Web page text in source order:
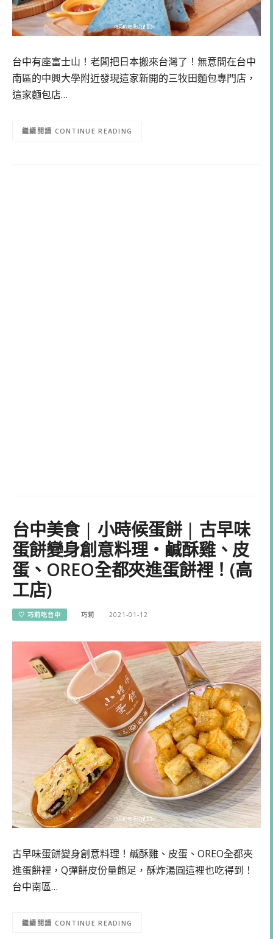
台中有座富士山！老闆把日本搬來台灣了！無意間在台中
南區的中興大學附近發現這家新開的三牧田麵包專門店，
這家麵包店…
CONTINUE READING
台中美食 | 小時候蛋餅 | 古早味
蛋餅變身創意料理・鹹酥雞、皮
蛋、OREO全都夾進蛋餅裡！(高
工店)
♡ 巧莉吃台中 巧莉 2021-01-12
古早味蛋餅變身創意料理！鹹酥雞、皮蛋、OREO全都夾
進蛋餅裡，Q彈餅皮份量飽足，酥炸湯圓這裡也吃得到！
台中南區…
CONTINUE READING